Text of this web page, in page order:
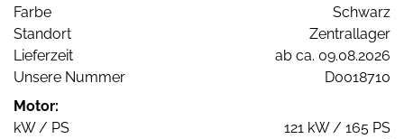
Farbe
Schwarz
Standort
Zentrallager
Lieferzeit
ab ca. 09.08.2026
Unsere Nummer
D0018710
Motor:
kW / PS
121 kW / 165 PS